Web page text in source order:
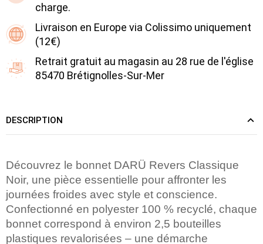
charge.
Livraison en Europe via Colissimo uniquement
(12€)
Retrait gratuit au magasin au 28 rue de l'église
85470 Brétignolles-Sur-Mer
DESCRIPTION
Découvrez le bonnet DARÜ Revers Classique
Noir, une pièce essentielle pour affronter les
journées froides avec style et conscience.
Confectionné en polyester 100 % recyclé, chaque
bonnet correspond à environ 2,5 bouteilles
plastiques revalorisées – une démarche